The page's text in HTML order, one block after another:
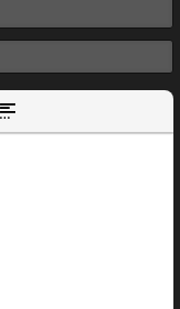
цитатыспойлера